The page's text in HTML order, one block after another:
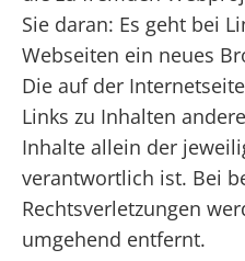
Sie daran: Es geht bei
Webseiten ein neues
Die auf der
Links zu Inhalten
Inhalte allein der
verantwortlich ist. Bei
Rechtsverletzungen
umgehend entfernt.